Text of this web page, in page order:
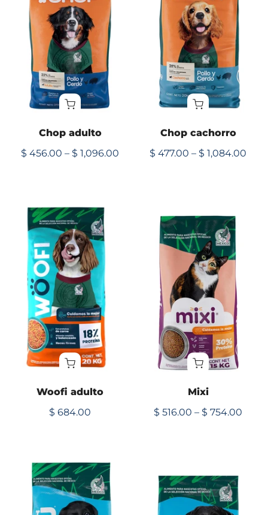
Chop adulto
$ 456.00 – $ 1,096.00
Chop cachorro
$ 477.00 – $ 1,084.00
Woofi adulto
$ 684.00
Mixi
$ 516.00 – $ 754.00